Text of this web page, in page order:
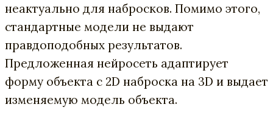
неактуально для набросков. Помимо этого,
стандартные модели не выдают
правдоподобных результатов.
Предложенная нейросеть адаптирует
форму объекта с 2D наброска на 3D и выдает
изменяемую модель объекта.